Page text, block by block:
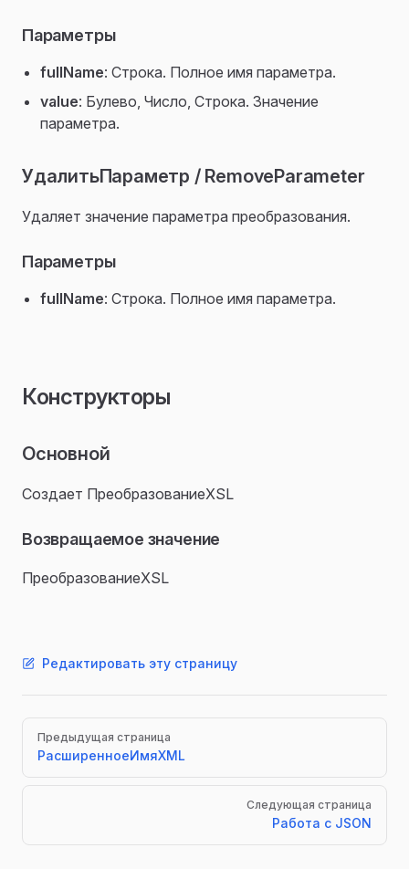
Параметры
fullName: Строка. Полное имя параметра.
value: Булево, Число, Строка. Значение
параметра.
УдалитьПараметр / RemoveParameter
Удаляет значение параметра преобразования.
Параметры
fullName: Строка. Полное имя параметра.
Конструкторы
Основной
Создает ПреобразованиеXSL
Возвращаемое значение
ПреобразованиеXSL
Редактировать эту страницу
Pager
Предыдущая страница
РасширенноеИмяXML
Следующая страница
Работа с JSON